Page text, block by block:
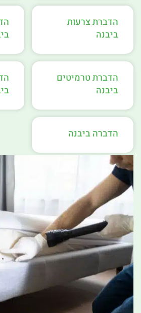
הדברת צרעות
ביבנה
הדברת טרמיטים
ביבנה
הדברה ביבנה